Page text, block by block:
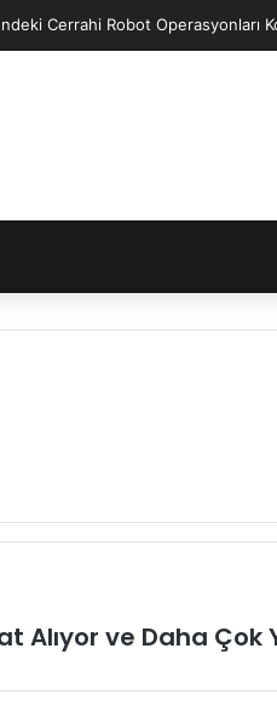
Cerrahi Robot Operasyonları
Alıyor ve Daha Çok